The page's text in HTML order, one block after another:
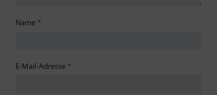
Name *
E-Mail-Adresse *